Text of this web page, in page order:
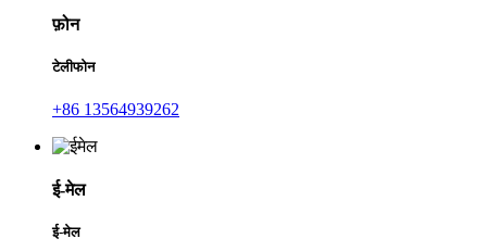
फ़ोन
टेलीफोन
+86 13564939262
ई-मेल
ई-मेल